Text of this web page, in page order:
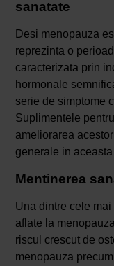
sanatate
Desi menopauza
reprezinta o
caracterizata prin
hormonale
serie de simptome
Suplimentele
ameliorarea
generale in
Mentinerea
Una dintre cele
aflate la
riscul crescut de
menopauza